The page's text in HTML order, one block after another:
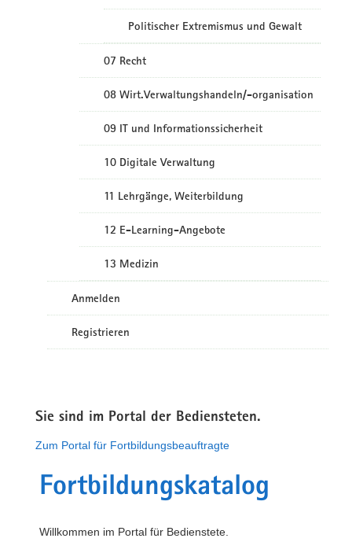
Politischer Extremismus und Gewalt
07 Recht
08 Wirt.Verwaltungshandeln/-organisation
09 IT und Informationssicherheit
10 Digitale Verwaltung
11 Lehrgänge, Weiterbildung
12 E-Learning-Angebote
13 Medizin
Anmelden
Registrieren
Sie sind im Portal der Bediensteten.
Zum Portal für Fortbildungsbeauftragte
Fortbildungskatalog
Willkommen im Portal für Bedienstete.